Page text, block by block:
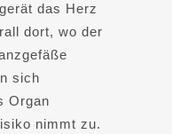
das Herz
dort, wo der
sich
Organ
nimmt zu.